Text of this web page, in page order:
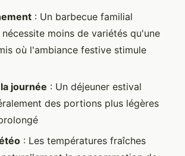
: Un barbecue familial
moins de variétés qu'une
où l'ambiance festive stimule
journée : Un déjeuner estival
des portions plus légères
: Les températures fraîches